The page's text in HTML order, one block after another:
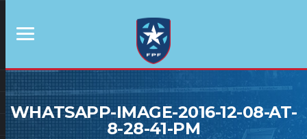
WHATSAPP-IMAGE-2016-12-08-AT-
8-28-41-PM